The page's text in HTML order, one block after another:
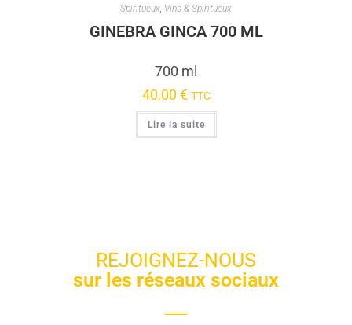
Spiritueux, Vins & Spiritueux
GINEBRA GINCA 700 ML
700 ml
40,00€ TTC
Lire la suite
REJOIGNEZ-NOUS
sur les réseaux sociaux